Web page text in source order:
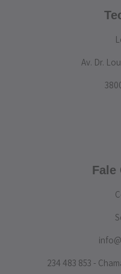
Av. Dr.
Fale
234 483 853 -